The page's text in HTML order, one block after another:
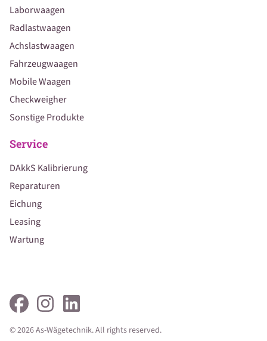
Laborwaagen
Radlastwaagen
Achslastwaagen
Fahrzeugwaagen
Mobile Waagen
Checkweigher
Sonstige Produkte
Service
DAkkS Kalibrierung
Reparaturen
Eichung
Leasing
Wartung
© 2026 As-Wägetechnik. All rights reserved.